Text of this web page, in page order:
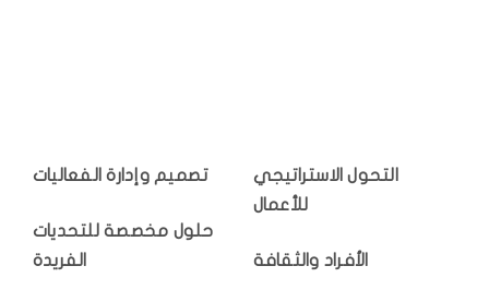
التحول الاستراتيجي
للأعمال
الأفراد والثقافة
تصميم وإدارة الفعاليات
حلول مخصصة للتحديات
الفريدة